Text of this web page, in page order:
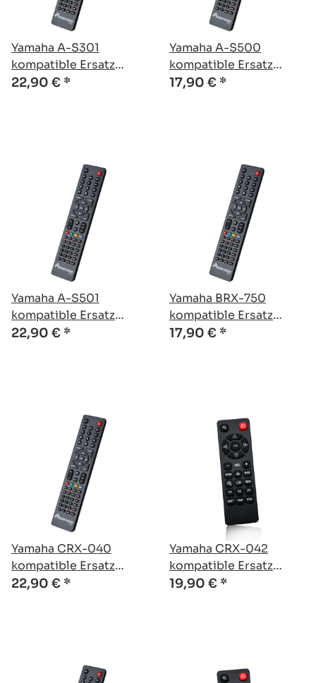
Yamaha A-S301
kompatible Ersatz
Fernbedienung
22,90 € *
Yamaha A-S500
kompatible Ersatz
Fernbedienung
17,90 € *
Yamaha A-S501
kompatible Ersatz
Fernbedienung
22,90 € *
Yamaha BRX-750
kompatible Ersatz
Fernbedienung
17,90 € *
Yamaha CRX-040
kompatible Ersatz
Fernbedienung
22,90 € *
Yamaha CRX-042
kompatible Ersatz
Fernbedienung
19,90 € *